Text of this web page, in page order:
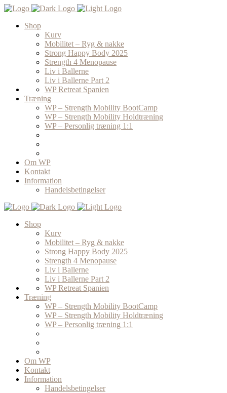
Shop
Kurv
Mobilitet – Ryg & nakke
Strong Happy Body 2025
Strength 4 Menopause
Liv i Ballerne
Liv i Ballerne Part 2
WP Retreat Spanien
Træning
WP – Strength Mobility BootCamp
WP – Strength Mobility Holdtræning
WP – Personlig træning 1:1
Om WP
Kontakt
Information
Handelsbetingelser
Shop
Kurv
Mobilitet – Ryg & nakke
Strong Happy Body 2025
Strength 4 Menopause
Liv i Ballerne
Liv i Ballerne Part 2
WP Retreat Spanien
Træning
WP – Strength Mobility BootCamp
WP – Strength Mobility Holdtræning
WP – Personlig træning 1:1
Om WP
Kontakt
Information
Handelsbetingelser